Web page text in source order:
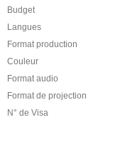
Budget
Langues
Format production
Couleur
Format audio
Format de projection
N° de Visa